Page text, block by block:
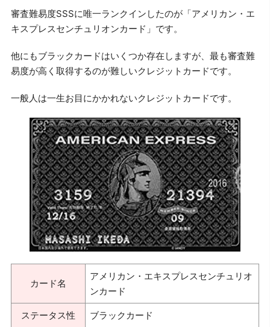
審査難易度SSSに唯一ランクインしたのが「アメリカン・エ
キスプレスセンチュリオンカード」です。
他にもブラックカードはいくつか存在しますが、最も審査難
易度が高く取得するのが難しいクレジットカードです。
一般人は一生お目にかかれないクレジットカードです。
カード名
アメリカン・エキスプレスセンチュリオ
ンカード
ステータス性 ブラックカード